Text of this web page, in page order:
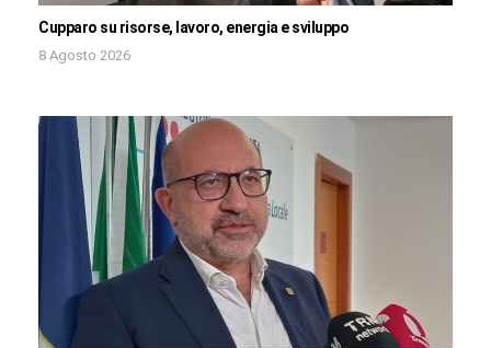
Cupparo su risorse, lavoro, energia e sviluppo
8 Agosto 2026